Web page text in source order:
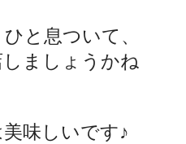
と息ついて、
ましょうかね
味しいです♪